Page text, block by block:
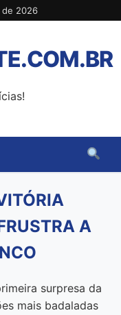
2026
A
surpresa da
mais badaladas